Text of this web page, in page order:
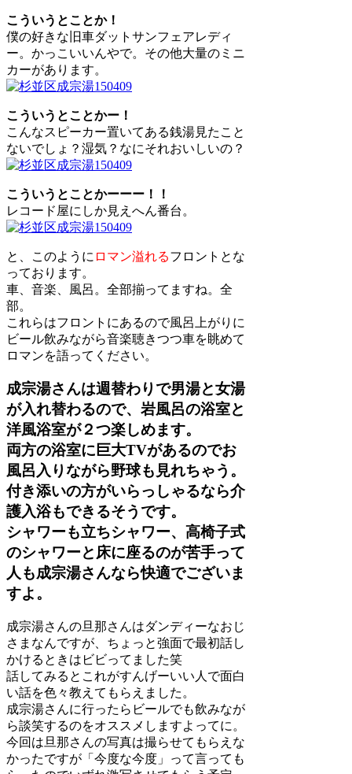
こういうとことか！
僕の好きな旧車ダットサンフェアレディ
ー。かっこいいんやで。その他大量のミニ
カーがあります。
こういうとことかー！
こんなスピーカー置いてある銭湯見たこと
ないでしょ？湿気？なにそれおいしいの？
こういうとことかーーー！！
レコード屋にしか見えへん番台。
と、このように ロマン溢れるフロントとな
っております。
車、音楽、風呂。全部揃ってますね。全
部。
これらはフロントにあるので風呂上がりに
ビール飲みながら音楽聴きつつ車を眺めて
ロマンを語ってください。
成宗湯さんは週替わりで男湯と女湯
が入れ替わるので、岩風呂の浴室と
洋風浴室が２つ楽しめます。
両方の浴室に巨大TVがあるのでお
風呂入りながら野球も見れちゃう。
付き添いの方がいらっしゃるなら介
護入浴もできるそうです。
シャワーも立ちシャワー、高椅子式
のシャワーと床に座るのが苦手って
人も成宗湯さんなら快適でございま
すよ。
成宗湯さんの旦那さんはダンディーなおじ
さまなんですが、ちょっと強面で最初話し
かけるときはビビってました笑
話してみるとこれがすんげーいい人で面白
い話を色々教えてもらえました。
成宗湯さんに行ったらビールでも飲みなが
ら談笑するのをオススメしますよってに。
今回は旦那さんの写真は撮らせてもらえな
かったですが「今度な今度」って言っても